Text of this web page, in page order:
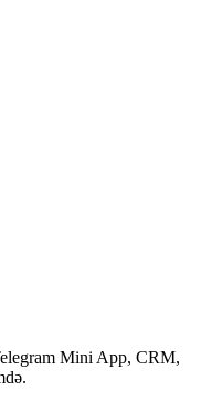
Mini App, CRM,